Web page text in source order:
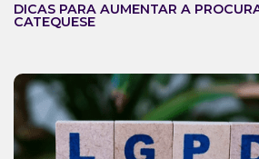
DICAS PARA AUMENTAR A
CATEQUESE